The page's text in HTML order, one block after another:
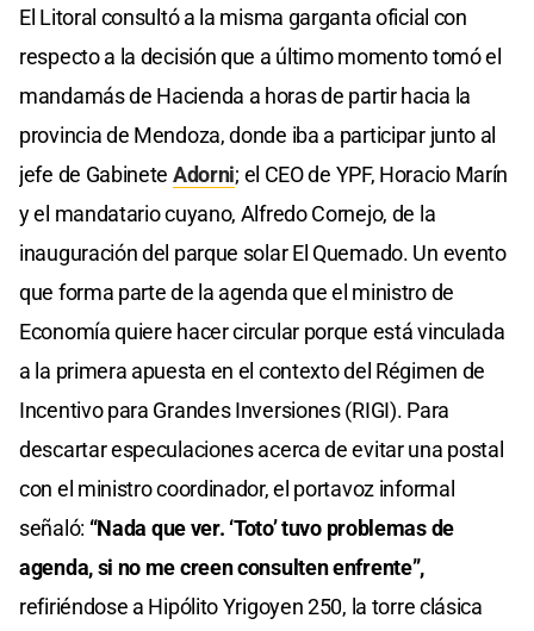
El Litoral consultó a la misma garganta oficial con
respecto a la decisión que a último momento tomó el
mandamás de Hacienda a horas de partir hacia la
provincia de Mendoza, donde iba a participar junto al
jefe de Gabinete Adorni; el CEO de YPF, Horacio Marín
y el mandatario cuyano, Alfredo Cornejo, de la
inauguración del parque solar El Quemado. Un evento
que forma parte de la agenda que el ministro de
Economía quiere hacer circular porque está vinculada
a la primera apuesta en el contexto del Régimen de
Incentivo para Grandes Inversiones (RIGI). Para
descartar especulaciones acerca de evitar una postal
con el ministro coordinador, el portavoz informal
señaló: “Nada que ver. ‘Toto’ tuvo problemas de
agenda, si no me creen consulten enfrente”,
refiriéndose a Hipólito Yrigoyen 250, la torre clásica